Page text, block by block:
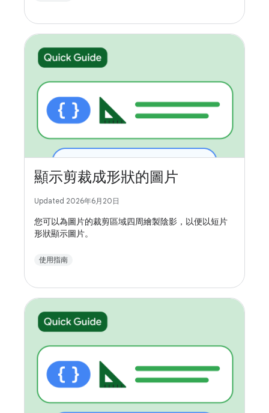
顯示剪裁成形狀的圖片
Updated 2026年6月20日
您可以為圖片的裁剪區域四周繪製陰影，以便以短片
形狀顯示圖片。
使用指南